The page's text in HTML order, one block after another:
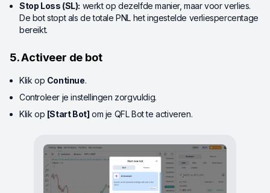
Stop Loss (SL): werkt op dezelfde manier, maar voor verlies.
De bot stopt als de totale PNL het ingestelde verliespercentage
bereikt.
5. Activeer de bot
Klik op Continue.
Controleer je instellingen zorgvuldig.
Klik op [Start Bot] om je QFL Bot te activeren.